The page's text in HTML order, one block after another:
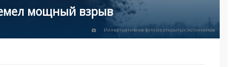
мощный взрыв
Иллюстративное фото из открытых источников